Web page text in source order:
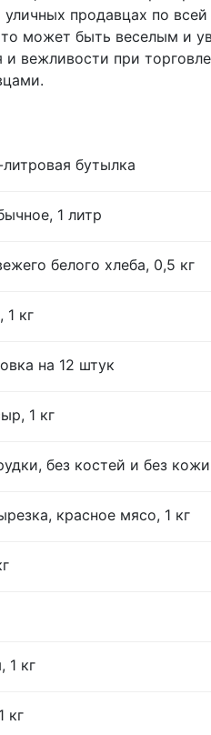
продавцах по
может быть веселым и
вежливости при
бутылка
1 литр
белого хлеба, 0,5 кг
1 кг
на 12 штук
1 кг
без костей и без
красное мясо, 1 кг
1 кг
кг